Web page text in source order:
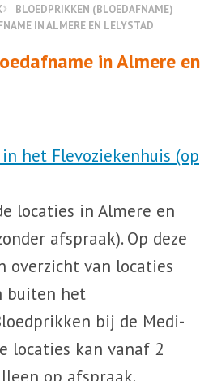
BLOEDPRIKKEN (BLOEDAFNAME)
IN ALMERE EN LELYSTAD
in Almere en
het Flevoziekenhuis (op
locaties in Almere en
afspraak). Op deze
overzicht van locaties
buiten het
bij de Medi-
locaties kan vanaf 2
op afspraak.